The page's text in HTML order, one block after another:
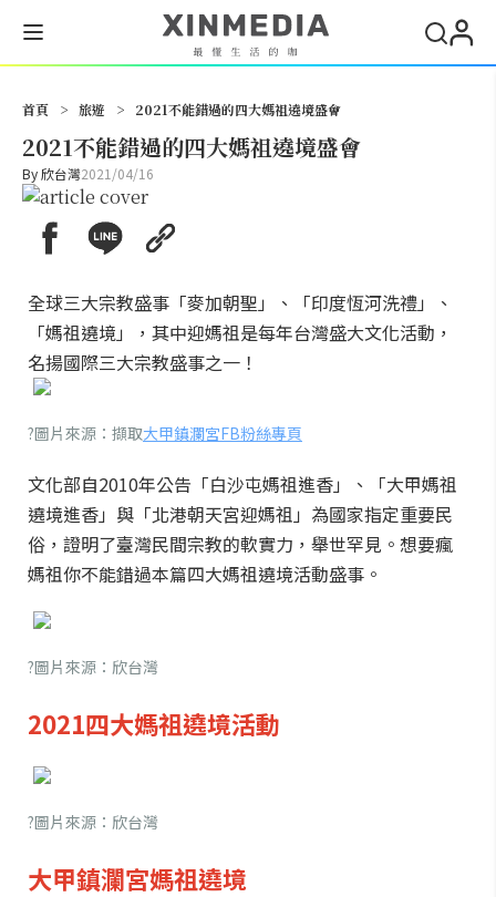
首頁 > 旅遊 > 2021不能錯過的四大媽祖遶境盛會
2021不能錯過的四大媽祖遶境盛會
By欣台灣2021/04/16
全球三大宗教盛事「麥加朝聖」、「印度恆河洗禮」、
「媽祖遶境」，其中迎媽祖是每年台灣盛大文化活動，
名揚國際三大宗教盛事之一！
?圖片來源：擷取大甲鎮瀾宮FB粉絲專頁
文化部自2010年公告「白沙屯媽祖進香」、「大甲媽祖
遶境進香」與「北港朝天宮迎媽祖」為國家指定重要民
俗，證明了臺灣民間宗教的軟實力，舉世罕見。想要瘋
媽祖你不能錯過本篇四大媽祖遶境活動盛事。
?圖片來源：欣台灣
2021四大媽祖遶境活動
?圖片來源：欣台灣
大甲鎮瀾宮媽祖遶境